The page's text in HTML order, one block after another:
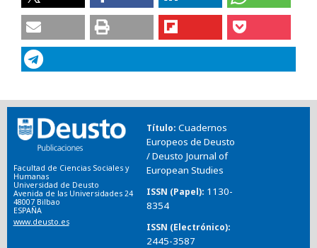
Facultad de Ciencias Sociales y
Humanas
Universidad de Deusto
Avenida de las Universidades 24
48007 Bilbao
ESPAÑA
www.deusto.es
Título Cuadernos
Europeos de Deusto
/ Deusto Journal of
European Studies
ISSN (Papel) 1130-
8354
ISSN (Electrónico)
2445-3587